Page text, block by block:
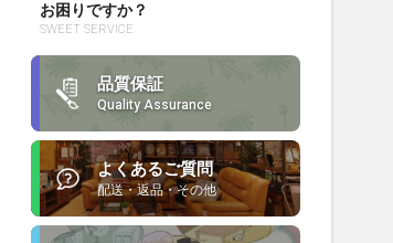
お困りですか？
SWEET SERVICE
品質保証
Quality Assurance
よくあるご質問
配送・返品・その他